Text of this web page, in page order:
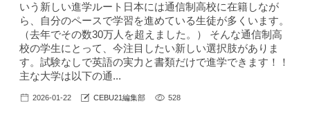
いう新しい進学ルート日本には通信制高校に在籍しなが
ら、自分のペースで学習を進めている生徒が多くいます。
（去年でその数30万人を超えました。） そんな通信制高
校の学生にとって、今注目したい新しい選択肢がありま
す。試験なしで英語の実力と書類だけで進学できます！！
主な大学は以下の通...
2026-01-22 CEBU21編集部 528